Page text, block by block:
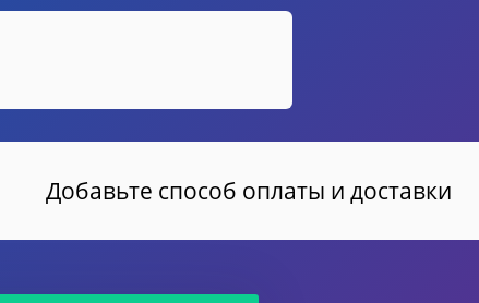
Добавьте способ оплаты и доставки